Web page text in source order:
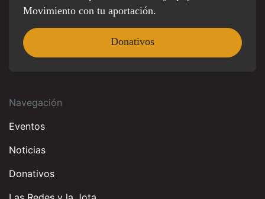
Movimiento con tu aportación.
Donativos
Navegación
Eventos
Noticias
Donativos